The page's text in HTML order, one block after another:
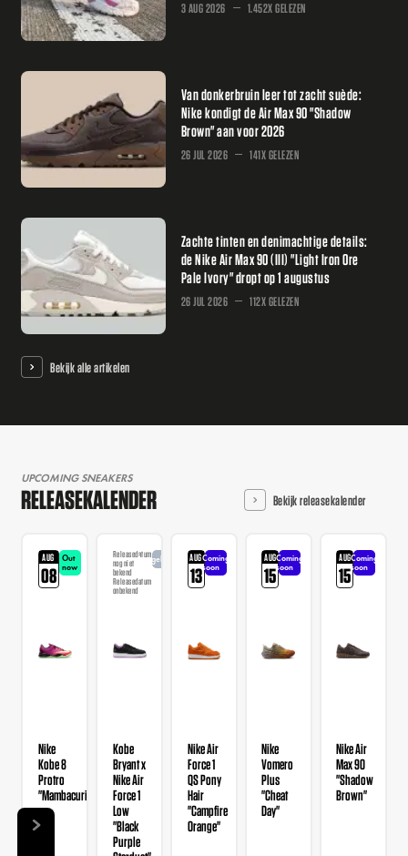
3 AUG 2026 1.452X GELEZEN
Van donkerbruin leer tot zacht suède:
Nike kondigt de Air Max 90 "Shadow
Brown" aan voor 2026
26 JUL 2026 141X GELEZEN
Zachte tinten en denimachtige details:
de Nike Air Max 90 (III) "Light Iron Ore
Pale Ivory" dropt op 1 augustus
26 JUL 2026 112X GELEZEN
Bekijk alle artikelen
UPCOMING SNEAKERS
RELEASEKALENDER Bekijk releasekalender
AUG
08
Out
now
Nike
Kobe 8
Protro
"Mambacurial"
Releasedatum
nog niet
bekend
Releasedatum
onbekend
Aangekondigd
Kobe
Bryant x
Nike Air
Force 1
Low
"Black
Purple
AUG
13
Coming
soon
Nike Air
Force 1
QS Pony
Hair
"Campfire
Orange"
AUG
15
Coming
soon
Nike
Vomero
Plus
"Cheat
Day"
AUG
15
Coming
soon
Nike Air
Max 90
"Shadow
Brown"